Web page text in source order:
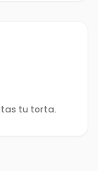
tu torta.